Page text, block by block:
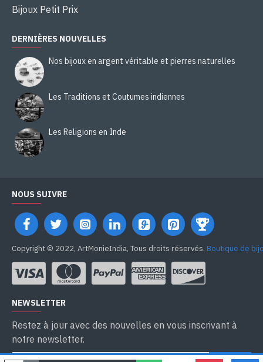
Bijoux Petit Prix
DERNIÈRES NOUVELLES
Nos bijoux en argent véritable et pierres naturelles
Les Traditions et Coutumes indiennes
Les Religions en Inde
NOUS SUIVRE
Copyright © 2022, ArtMonieIndia, Tous droits réservés. Boutique de
NEWSLETTER
Restez à jour avec des nouvelles en vous inscrivant à
notre newsletter.